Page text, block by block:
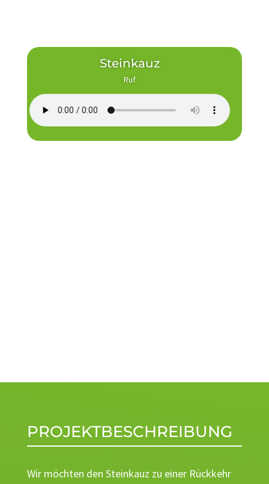
Steinkauz
Ruf
PROJEKTBESCHREIBUNG
Wir möchten den Steinkauz zu einer Rückkehr